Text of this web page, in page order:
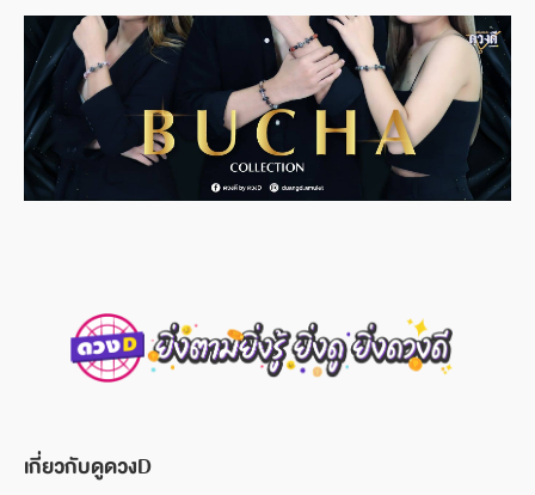
เกี่ยวกับดูดวงD